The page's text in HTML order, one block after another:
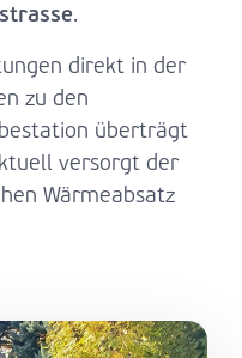
.
direkt in der
zu den
überträgt
versorgt der
Wärmeabsatz